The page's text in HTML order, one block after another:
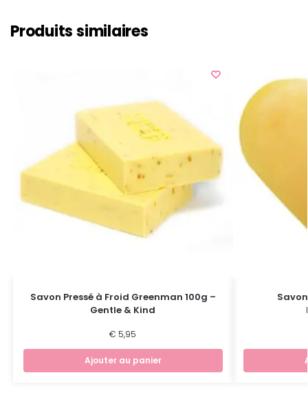
Produits similaires
Savon Pressé à Froid Greenman 100g –
Gentle & Kind
€ 5,95
Ajouter au panier